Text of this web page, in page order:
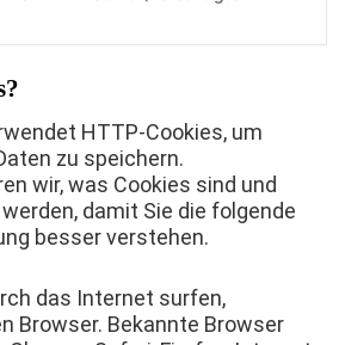
HTTP-Cookies, um
zu speichern.
wir, was Cookies sind und
damit Sie die folgende
besser verstehen.
das Internet surfen,
Browser. Bekannte Browser